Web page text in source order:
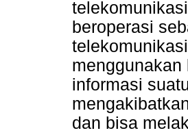
beroperasi
informasi
dan bisa